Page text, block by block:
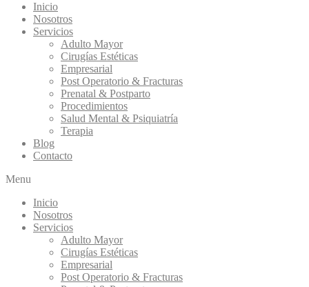
Inicio
Nosotros
Servicios
Adulto Mayor
Cirugías Estéticas
Empresarial
Post Operatorio & Fracturas
Prenatal & Postparto
Procedimientos
Salud Mental & Psiquiatría
Terapia
Blog
Contacto
Menu
Inicio
Nosotros
Servicios
Adulto Mayor
Cirugías Estéticas
Empresarial
Post Operatorio & Fracturas